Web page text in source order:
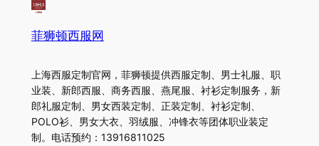
菲狮顿西服网
上海西服定制官网，菲狮顿提供西服定制、男士礼服、职
业装、新郎西服、商务西服、燕尾服、衬衫定制服务，新
郎礼服定制、男女西装定制、正装定制、衬衫定制、
POLO衫、男女大衣、羽绒服、冲锋衣等团体职业装定
制。电话预约：13916811025